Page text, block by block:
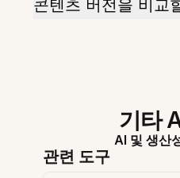
콘텐츠 버전을 비교
기타
AI 및 생산
관련 도구